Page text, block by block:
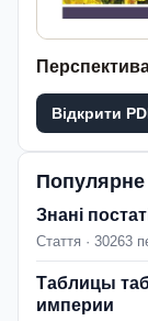
Відкрити
Популярне
Знані
Стаття · 30263
Таблицы
империи